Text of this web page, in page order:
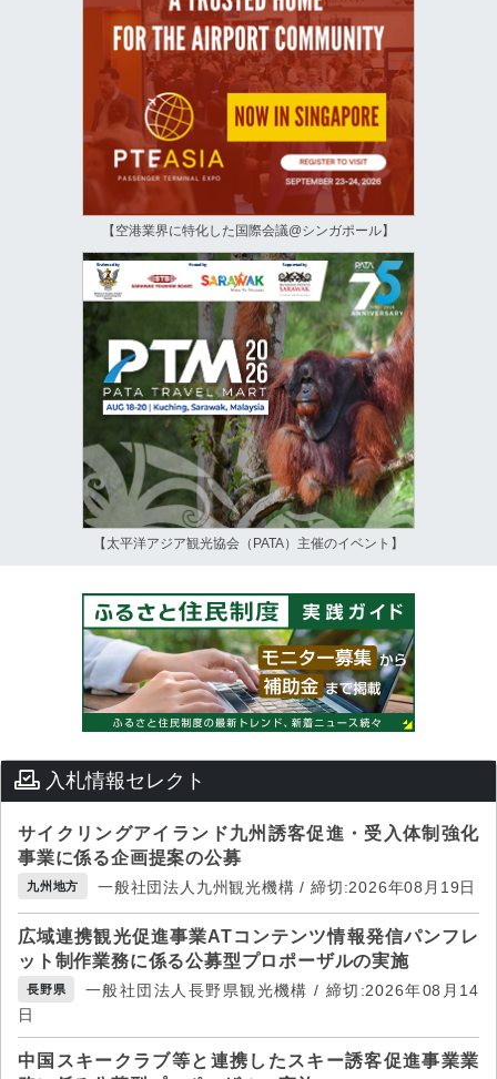
【空港業界に特化した国際会議@シンガポール】
【太平洋アジア観光協会（PATA）主催のイベント】
入札情報セレクト
サイクリングアイランド九州誘客促進・受入体制強化
事業に係る企画提案の公募
九州地方 一般社団法人九州観光機構 / 締切:2026年08月19日
広域連携観光促進事業ATコンテンツ情報発信パンフレ
ット制作業務に係る公募型プロポーザルの実施
長野県
一般社団法人長野県観光機構 / 締切:2026年08月14
日
中国スキークラブ等と連携したスキー誘客促進事業業